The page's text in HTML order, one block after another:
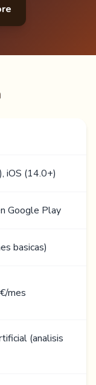
iOS (14.0+)
Google Play
basicas)
mes
(analisis